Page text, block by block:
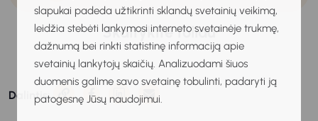
slapukai padeda užtikrinti sklandų svetainių veikimą,
leidžia stebėti lankymosi interneto svetainėje trukmę,
dažnumą bei rinkti statistinę informaciją apie
svetainių lankytojų skaičių. Analizuodami šiuos
duomenis galime savo svetainę tobulinti, padaryti ją
patogesnę Jūsų naudojimui.
Skaitykite toliau
Dalintis: